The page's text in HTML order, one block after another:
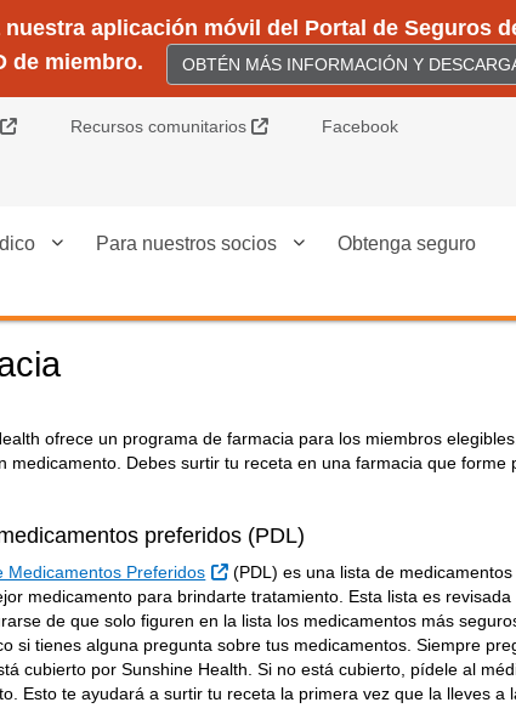
aplicación móvil del Portal de Seguros
de miembro.
OBTÉN MÁS INFORMACIÓN Y
Sitio ExternoRecursos comunitarios Sitio Externo
Facebook
Para nuestros socios Obtenga seguro
ofrece un programa de farmacia para los miembros
medicamento. Debes surtir tu receta en una farmacia que
preferidos (PDL)
Medicamentos Preferidos Sitio Externo
(PDL) es una lista de
medicamento para brindarte tratamiento. Esta lista es
de que solo figuren en la lista los medicamentos más
si tienes alguna pregunta sobre tus medicamentos. Siempre
cubierto por Sunshine Health. Si no está cubierto, pídele al
Esto te ayudará a surtir tu receta la primera vez que la lleves a